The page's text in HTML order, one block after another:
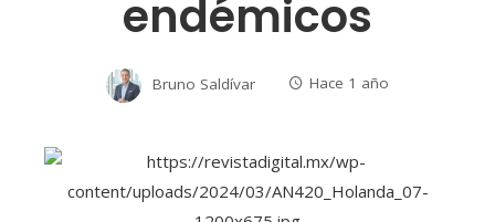
endémicos
Bruno Saldívar Hace 1 año